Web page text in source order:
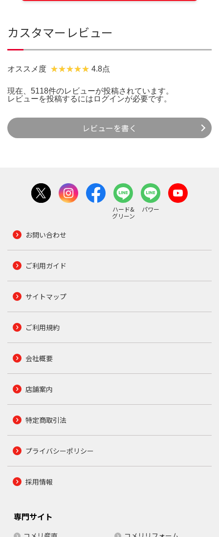
カスタマーレビュー
オススメ度 4.8点
現在、5118件のレビューが投稿されています。
レビューを投稿するには ログインが必要です。
レビューを書く
ハード&
グリーン
パワー
お問い合わせ
ご利用ガイド
サイトマップ
ご利用規約
会社概要
店舗案内
特定商取引法
プライバシーポリシー
採用情報
専門サイト